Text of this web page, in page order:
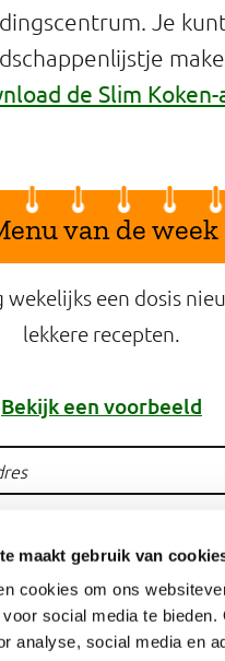
maakt gebruik van
cookies om ons
social media te
analyse, social media en
Je
de Slim Koken-
van de week
wekelijks een dosis
lekkere recepten.
Bekijk een voorbeeld
Deel dit recept